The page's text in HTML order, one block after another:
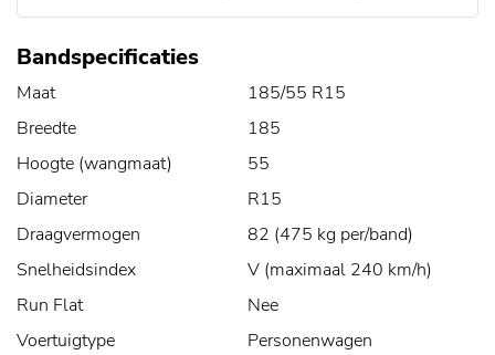
Bandspecificaties
Maat
185/55 R15
Breedte
185
Hoogte (wangmaat)
55
Diameter
R15
Draagvermogen
82 (475 kg per/band)
Snelheidsindex
V (maximaal 240 km/h)
Run Flat
Nee
Voertuigtype
Personenwagen